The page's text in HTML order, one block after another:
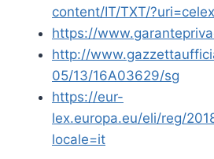
content/IT/TXT/
https://
http://
05/13/16A03629/sg
https://eur-
lex.europa.eu/eli/reg/
locale=it